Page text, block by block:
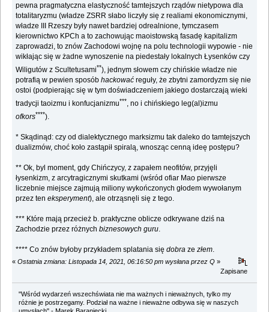
pewna pragmatyczna elastyczność tamtejszych rządów nietypowa dla
totalitaryzmu (władze ZSRR słabo liczyły się z realiami ekonomicznymi,
władze III Rzeszy były nawet bardziej odrealnione, tymczasem
kierownictwo KPCh a to zachowując maoistowską fasadę kapitalizm
zaprowadzi, to znów Zachodowi wojnę na polu technologii wypowie - nie
wikłając się w żadne wynoszenie na piedestały lokalnych Łysenków czy
Wiligutów z Scultetusami**), jednym słowem czy chińskie władze nie
potrafią w pewien sposóbhackować reguły, że zbytni zamordyzm się nie
ostoi (podpierając się w tym doświadczeniem jakiego dostarczają wieki
tradycji taoizmu i konfucjanizmu***, no i chińskiego leg(al)izmu
ofkors****).
* Skądinąd: czy od dialektycznego marksizmu tak daleko do tamtejszych
dualizmów, choć koło zastąpił spiralą, wnosząc cenną ideę postępu?
** Ok, byl moment, gdy Chińczycy, z zapałem neofitów, przyjęli
łysenkizm, z arcytragicznymi skutkami (wśród ofiar Mao pierwsze
liczebnie miejsce zajmują miliony wykończonych głodem wywołanym
przez teneksperyment), ale otrząsnęli się z tego.
*** Które mają przecież b. praktyczne oblicze odkrywane dziś na
Zachodzie przez różnychbiznesowych guru.
**** Co znów byłoby przykładem splatania siędobra zezłem.
« Ostatnia zmiana: Listopada 14, 2021, 06:16:50 pm wysłana przez Q »
Zapisane
"Wśród wydarzeń wszechświata nie ma ważnych i nieważnych, tylko my
różnie je postrzegamy. Podział na ważne i nieważne odbywa się w naszych